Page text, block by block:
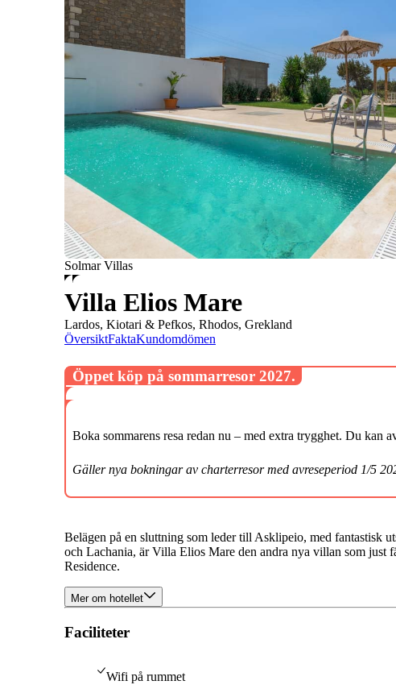
Solmar Villas
Villa Elios Mare
Lardos, Kiotari & Pefkos, Rhodos, Grekland
ÖversiktFaktaKundomdömen
Belägen på en sluttning som leder till Asklipeio, med fantastisk
och Lachania, är Villa Elios Mare den andra nya villan som just
Residence.
Mer om hotellet
Faciliteter
Wifi på rummet
Öppet köp på sommarresor 2027.
Boka sommarens resa redan nu – med extra trygghet. Du kan
Gäller nya bokningar av charterresor med avreseperiod 1/5